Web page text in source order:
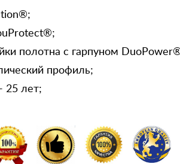
полотна с гарпуном
профиль;
25 лет;